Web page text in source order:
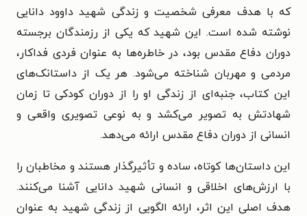
که با هدف معرفی شخصیت و زندگی شهید داوود دانایی
نوشته شده است. این شهید که یکی از رزمندگان برجسته
دوران دفاع مقدس بود، در خاطره‌ها به عنوان فردی فداکار،
مردمی و مهربان شناخته می‌شود. هر یک از داستانک‌های
این کتاب، جنبه‌ای از زندگی او را از دوران کودکی تا زمان
شهادتش به تصویر می‌کشد و به نوعی تصویری واقعی و
انسانی از دوران دفاع مقدس ارائه می‌دهد.
این داستان‌ها کوتاه، ساده و تأثیرگذار هستند و مخاطبان را
با ارزش‌های اخلاقی و انسانی شهید دانایی آشنا می‌کنند.
هدف اصلی این اثر، ارائه الگویی از زندگی شهید به عنوان